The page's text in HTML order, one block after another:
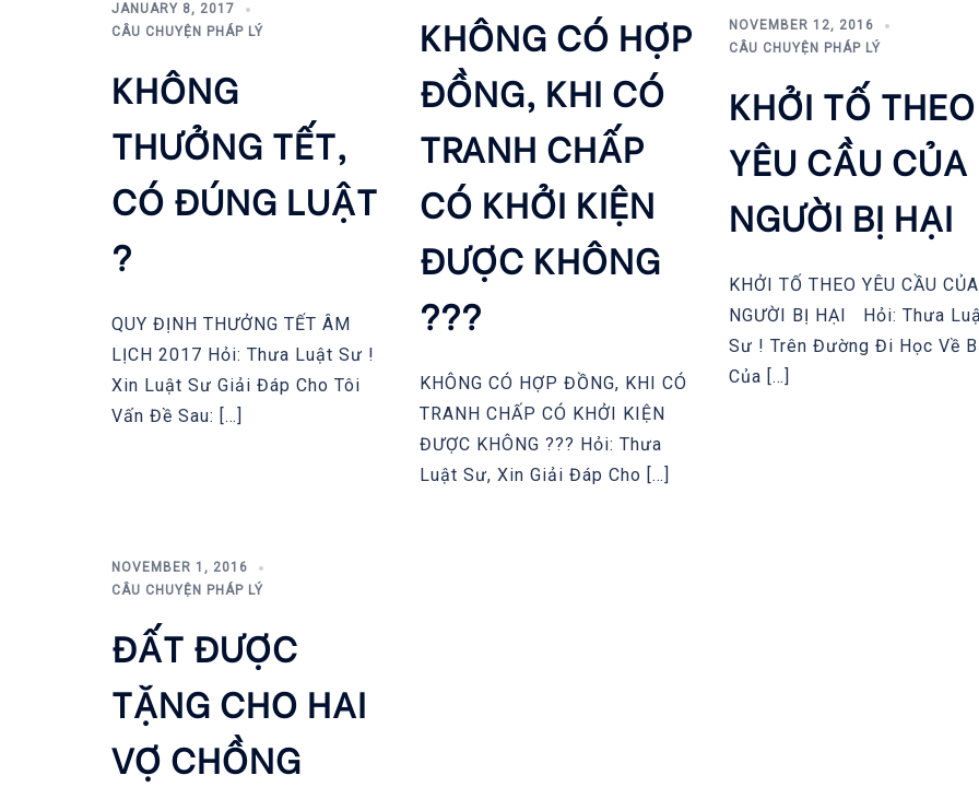
JANUARY 8, 2017
CÂU CHUYỆN PHÁP LÝ
KHÔNG
THƯỞNG TẾT,
CÓ ĐÚNG LUẬT
?
QUY ĐỊNH THƯỞNG TẾT ÂM
LỊCH 2017 Hỏi: Thưa Luật Sư !
Xin Luật Sư Giải Đáp Cho Tôi
Vấn Đề Sau: […]
KHÔNG CÓ HỢP
ĐỒNG, KHI CÓ
TRANH CHẤP
CÓ KHỞI KIỆN
ĐƯỢC KHÔNG
???
KHÔNG CÓ HỢP ĐỒNG, KHI CÓ
TRANH CHẤP CÓ KHỞI KIỆN
ĐƯỢC KHÔNG ??? Hỏi: Thưa
Luật Sư, Xin Giải Đáp Cho […]
NOVEMBER 12, 2016
CÂU CHUYỆN PHÁP LÝ
KHỞI TỐ THEO
YÊU CẦU CỦA
NGƯỜI BỊ HẠI
KHỞI TỐ THEO YÊU CẦU CỦA
NGƯỜI BỊ HẠI Hỏi: Thưa
Sư ! Trên Đường Đi Học Về
Của […]
NOVEMBER 1, 2016
CÂU CHUYỆN PHÁP LÝ
ĐẤT ĐƯỢC
TẶNG CHO HAI
VỢ CHỒNG